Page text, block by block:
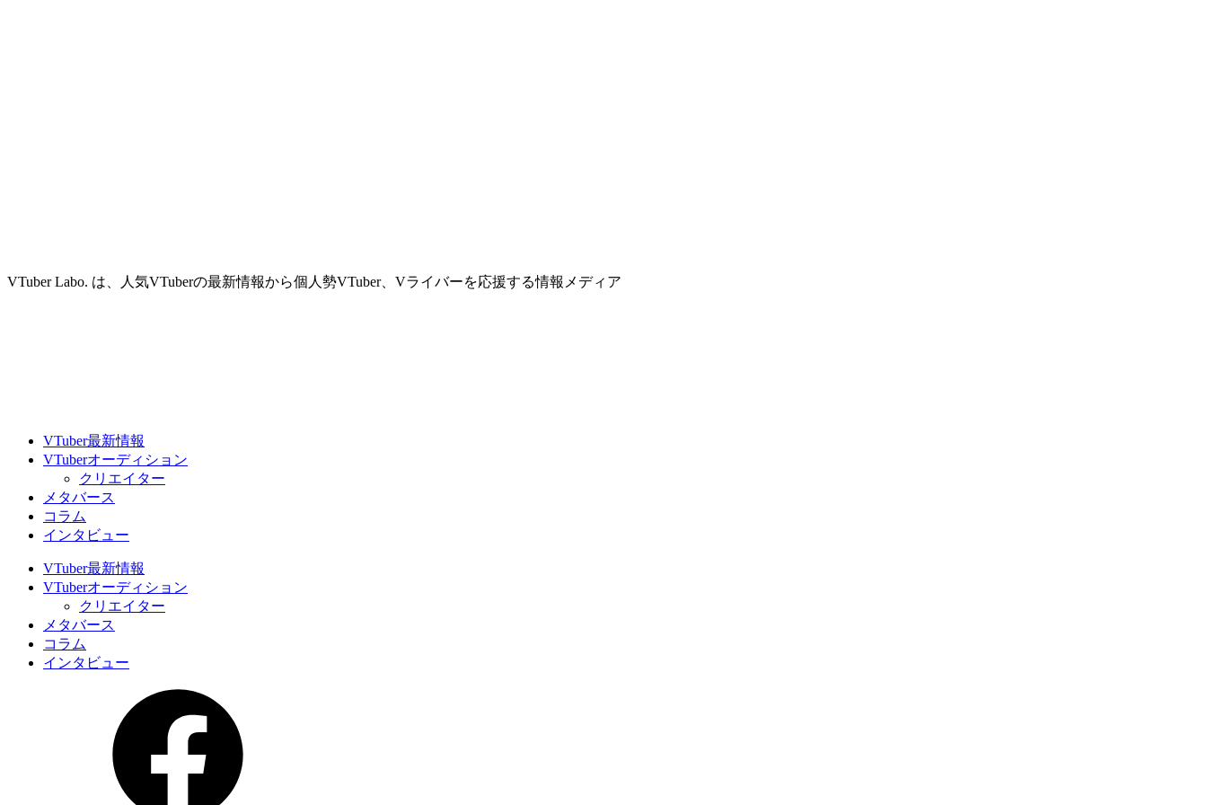
VTuber Labo. は、人気VTuberの最新情報から個人勢VTuber、Vライバーを応援する情報メディア
VTuber最新情報
VTuberオーディション
クリエイター
メタバース
コラム
インタビュー
VTuber最新情報
VTuberオーディション
クリエイター
メタバース
コラム
インタビュー